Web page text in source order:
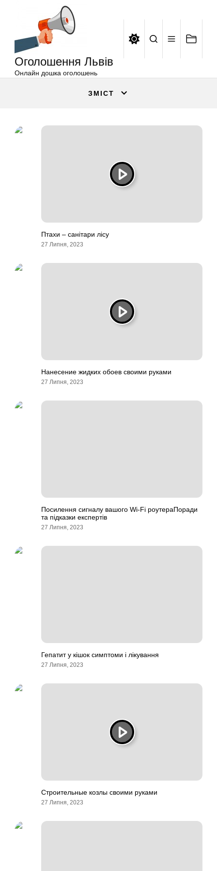
Оголошення Львів
Онлайн дошка оголошень
ЗМІСТ
Птахи – санітари лісу
27 Липня, 2023
Нанесение жидких обоев своими руками
27 Липня, 2023
Посилення сигналу вашого Wi-Fi роутераПоради
та підказки експертів
27 Липня, 2023
Гепатит у кішок симптоми і лікування
27 Липня, 2023
Строительные козлы своими руками
27 Липня, 2023